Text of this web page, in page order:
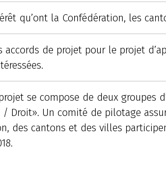
qu’ont la Confédération, les
accords de projet pour le projet
se compose de deux groupes
Droit». Un comité de pilotage
des cantons et des villes